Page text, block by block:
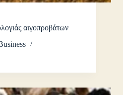
αιγοπροβάτων